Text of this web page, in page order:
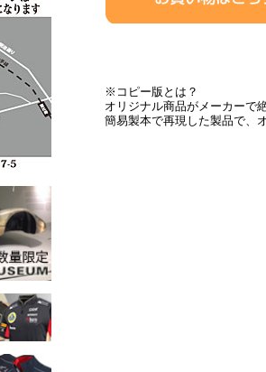
※コピー版とは？
オリジナル商品がメーカーで
簡易製本で再現した製品で、